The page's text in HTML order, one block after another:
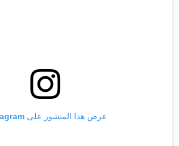
عرض هذا المنشور على Instagram